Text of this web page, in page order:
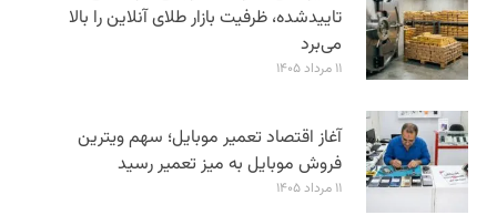
تاییدشده، ظرفیت بازار طلای آنلاین را بالا
می‌برد
۱۱ مرداد ۱۴۰۵
آغاز اقتصاد تعمیر موبایل؛ سهم ویترین
فروش موبایل به میز تعمیر رسید
۱۱ مرداد ۱۴۰۵